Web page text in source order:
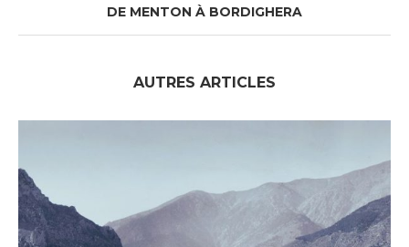
DE MENTON À BORDIGHERA
AUTRES ARTICLES